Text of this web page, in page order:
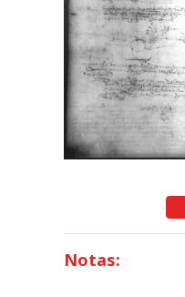
Notas: